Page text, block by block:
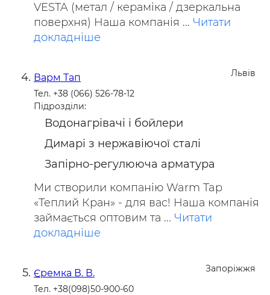
VESTA (метал / кераміка / дзеркальна
поверхня) Наша компанія ... Читати
докладніше
Львів
Варм Тап
Тел. +38 (066) 526-78-12
Підрозділи:
Водонагрівачі і бойлери
Димарі з нержавіючої сталі
Запірно-регулююча арматура
Ми створили компанію Warm Tap
«Теплий Кран» - для вас! Наша компанія
займається оптовим та ... Читати
докладніше
Запоріжжя
Єремка В. В.
Тел. +38(098)50-900-60